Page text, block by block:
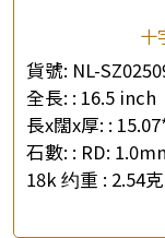
十
貨號: NL-
全長: : 16.5 inch
長x闊x厚: :
石數: : RD:
18k 约重 : 2.54